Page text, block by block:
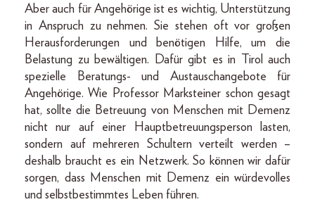
Aber auch für Angehörige ist es wichtig, Unterstützung
in Anspruch zu nehmen. Sie stehen oft vor großen
Herausforderungen und benötigen Hilfe, um die
Belastung zu bewältigen. Dafür gibt es in Tirol auch
spezielle Beratungs- und Austauschangebote für
Angehörige. Wie Professor Marksteiner schon gesagt
hat, sollte die Betreuung von Menschen mit Demenz
nicht nur auf einer Hauptbetreuungsperson lasten,
sondern auf mehreren Schultern verteilt werden –
deshalb braucht es ein Netzwerk. So können wir dafür
sorgen, dass Menschen mit Demenz ein würdevolles
und selbstbestimmtes Leben führen.